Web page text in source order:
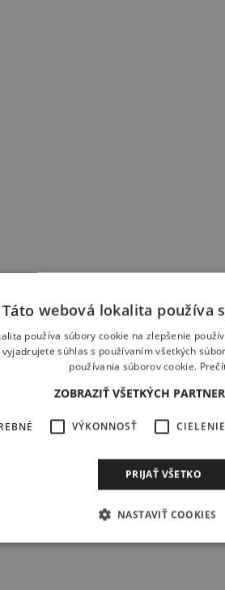
Táto webová lokalita používa
používa súbory cookie na zlepšenie
súhlas s používaním všetkých
používania súborov cookie.
ZOBRAZIŤ VŠETKÝCH
VÝKONNOSŤ CIELENIE
PRIJAŤ VŠETKO
NASTAVIŤ COOKIES